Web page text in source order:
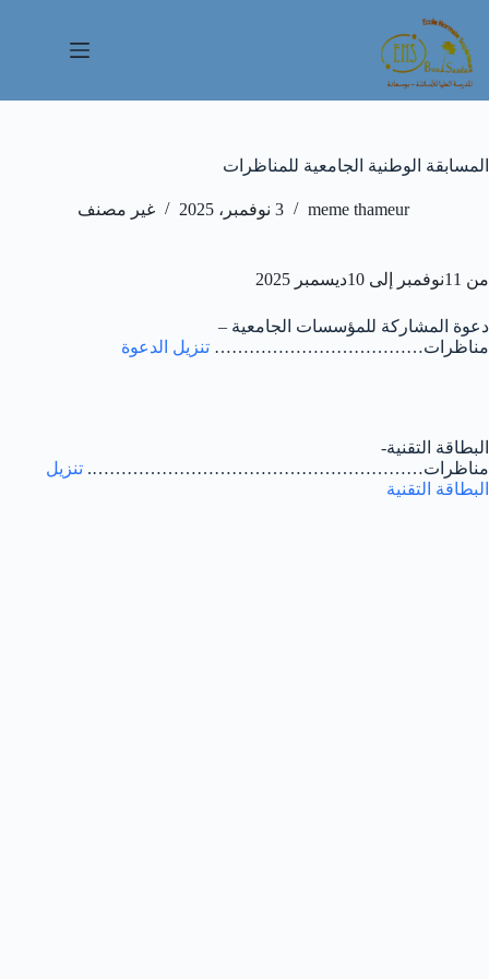
المحتوى
المسابقة الوطنية الجامعية للمناظرات
meme thameur 3 نوفمبر، 2025 غير مصنف
من 11نوفمبر إلى 10ديسمبر 2025
دعوة المشاركة للمؤسسات الجامعية –
مناظرات……………………………… تنزيل الدعوة
البطاقة التقنية-
مناظرات…………………………………………………. تنزيل
البطاقة التقنية